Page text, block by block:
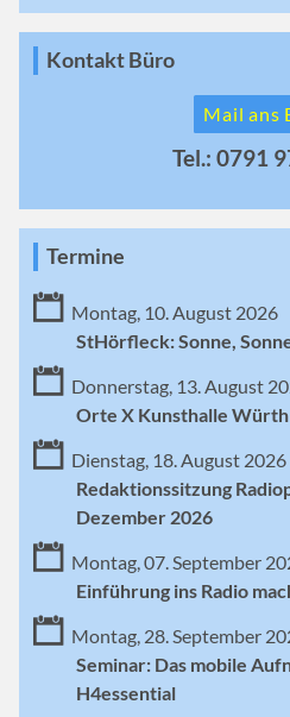
Kontakt Büro
Mail ans
Tel.: 0791
Termine
Montag, 10. August 2026
StHörfleck: Sonne,
Donnerstag, 13. August
Orte X Kunsthalle Würth
Dienstag, 18. August 2026
Redaktionssitzung
Dezember 2026
Montag, 07. September
Einführung ins Radio
Montag, 28. September
Seminar: Das mobile
H4essential